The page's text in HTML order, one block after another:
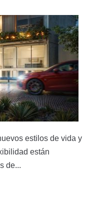
estilos de vida y
están
de...